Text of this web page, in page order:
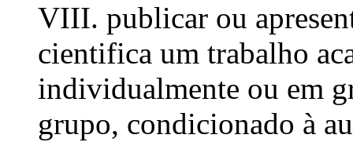
VIII. publicar ou
cientifica um trabalho
individualmente ou em
grupo, condicionado à